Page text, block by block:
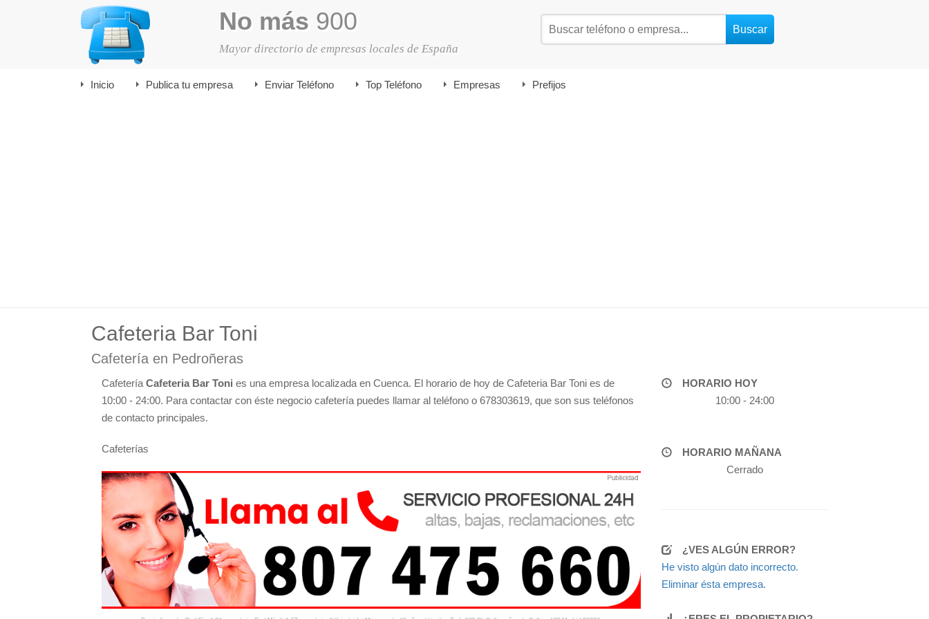
No más 900
Mayor directorio de empresas locales de España
Inicio Publica tu empresa Enviar Teléfono Top Teléfono Empresas Prefijos
Cafeteria Bar Toni
Cafetería en Pedroñeras
Cafetería Cafeteria Bar Toni es una empresa localizada en Cuenca. El horario de hoy de Cafeteria Bar Toni es de
10:00 - 24:00. Para contactar con éste negocio cafetería puedes llamar al teléfono o 678303619, que son sus teléfonos
de contacto principales.
Cafeterías
HORARIO HOY
10:00 - 24:00
HORARIO MAÑANA
Cerrado
¿VES ALGÚN ERROR?
He visto algún dato incorrecto.
Eliminar ésta empresa.